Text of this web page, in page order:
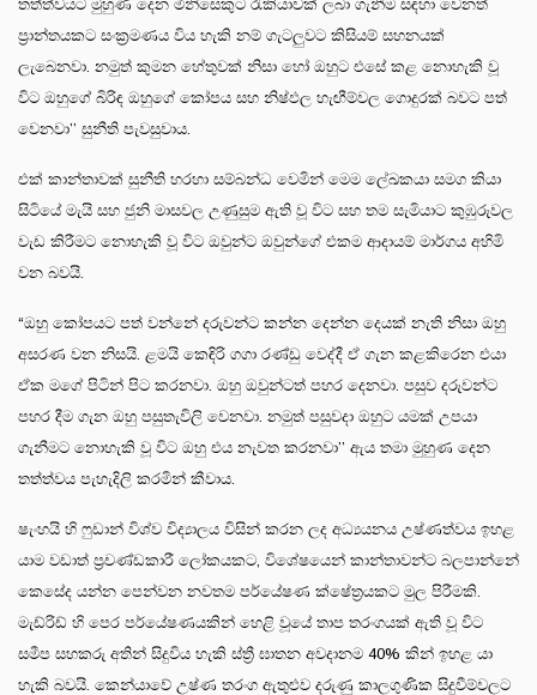
තත්ත්වයට මුහුණ දෙන මිනිසෙකුට රැකියාවක් ලබා ගැනීම සඳහා වෙනත්
ප්‍රාන්තයකට සංක්‍රමණය විය හැකි නම් ගැටලුවට කිසියම් සහනයක්
ලැබෙනවා. නමුත් කුමන හේතුවක් නිසා හෝ ඔහුට එසේ කළ නොහැකි වූ
විට ඔහුගේ බිරිඳ ඔහුගේ කෝපය සහ නිෂ්ඵල හැඟීම්වල ගොදුරක් බවට පත්
වෙනවා’’ සුනීති පැවසුවාය.
එක් කාන්තාවක් සුනීති හරහා සම්බන්ධ වෙමින් මෙම ලේඛකයා සමග කියා
සිටියේ මැයි සහ ජුනි මාසවල උණුසුම ඇති වූ විට සහ තම සැමියාට කුඹුරුවල
වැඩ කිරීමට නොහැකි වූ විට ඔවුන්ට ඔවුන්ගේ එකම ආදායම් මාර්ගය අහිමි
වන බවයි.
“ඔහු කෝපයට පත් වන්නේ දරුවන්ට කන්න දෙන්න දෙයක් නැති නිසා ඔහු
අසරණ වන නිසයි. ළමයි කෙඳිරි ගගා රණ්ඩු වෙද්දී ඒ ගැන කළකිරෙන එයා
ඒක මගේ පිටින් පිට කරනවා. ඔහු ඔවුන්ටත් පහර දෙනවා. පසුව දරුවන්ට
පහර දීම ගැන ඔහු පසුතැවිලි වෙනවා. නමුත් පසුවදා ඔහුට යමක් උපයා
ගැනීමට නොහැකි වූ විට ඔහු එය නැවත කරනවා’’ ඇය තමා මුහුණ දෙන
තත්ත්වය පැහැදිලි කරමින් කීවාය.
ෂැංහයි හි ෆුඩාන් විශ්ව විද්‍යාලය විසින් කරන ලද අධ්‍යයනය උෂ්ණත්වය ඉහළ
යාම වඩාත් ප්‍රචණ්ඩකාරී ලෝකයකට, විශේෂයෙන් කාන්තාවන්ට බලපාන්නේ
කෙසේද යන්න පෙන්වන නවතම පර්යේෂණ ක්ෂේත්‍රයකට මුල පිරීමකි.
මැඩ්රිඩ් හි පෙර පර්යේෂණයකින් හෙළි වූයේ තාප තරංගයක් ඇති වූ විට
සමීප සහකරු අතින් සිදුවිය හැකි ස්ත්‍රී ඝාතන අවදානම 40% කින් ඉහළ යා
හැකි බවයි. කෙන්යාවේ උෂ්ණ තරංග ඇතුළුව දරුණු කාලගුණික සිදුවීම්වලට